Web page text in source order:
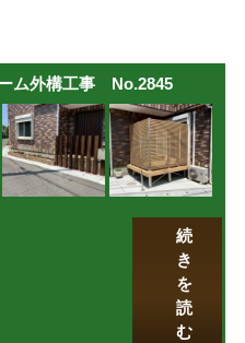
ム外構工事 No.2845
続
き
を
読
む